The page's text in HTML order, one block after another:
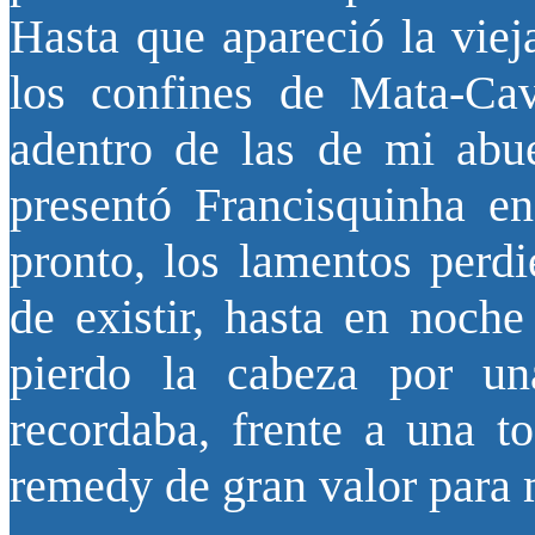
Hasta que apareció la
los confines de Mata-
adentro de las de mi
presentó Francisquinha
pronto, los lamentos
de existir, hasta en
pierdo la cabeza por
recordaba, frente a una
remedy de gran valor para